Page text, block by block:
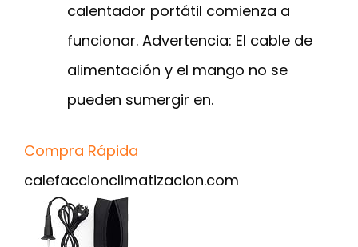
calentador portátil comienza a
funcionar. Advertencia: El cable de
alimentación y el mango no se
pueden sumergir en.
Compra Rápida
calefaccionclimatizacion.com